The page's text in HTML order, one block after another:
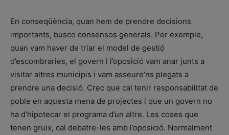
En conseqüència, quan hem de prendre decisions
importants, busco consensos generals. Per exemple,
quan vam haver de triar el model de gestió
d’escombraries, el govern i l’oposició vam anar junts a
visitar altres municipis i vam asseure’ns plegats a
prendre una decisió. Crec que cal tenir responsabilitat de
poble en aquesta mena de projectes i que un govern no
ha d’hipotecar el programa d’un altre. Les coses que
tenen gruix, cal debatre-les amb l’oposició. Normalment